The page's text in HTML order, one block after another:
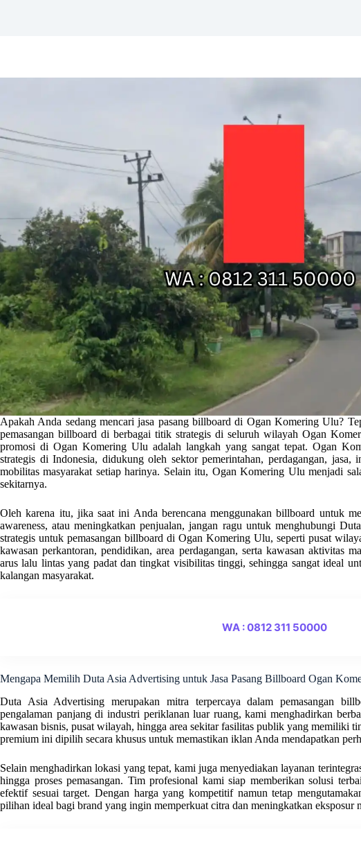
Apakah Anda sedang mencari jasa pasang billboard di Ogan Komering Ulu?
pemasangan billboard di berbagai titik strategis di seluruh wilayah Ogan
promosi di Ogan Komering Ulu adalah langkah yang sangat tepat. Ogan
strategis di Indonesia, didukung oleh sektor pemerintahan, perdagangan, jasa,
mobilitas masyarakat setiap harinya. Selain itu, Ogan Komering Ulu menjadi
sekitarnya.
Oleh karena itu, jika saat ini Anda berencana menggunakan billboard untuk
awareness, atau meningkatkan penjualan, jangan ragu untuk menghubungi
strategis untuk pemasangan billboard di Ogan Komering Ulu, seperti pusat
kawasan perkantoran, pendidikan, area perdagangan, serta kawasan aktivitas
arus lalu lintas yang padat dan tingkat visibilitas tinggi, sehingga sangat ideal
kalangan masyarakat.
WA : 0812 311 50000
Mengapa Memilih Duta Asia Advertising untuk Jasa Pasang Billboard Ogan
Duta Asia Advertising merupakan mitra terpercaya dalam pemasangan
pengalaman panjang di industri periklanan luar ruang, kami menghadirkan
kawasan bisnis, pusat wilayah, hingga area sekitar fasilitas publik yang memiliki
premium ini dipilih secara khusus untuk memastikan iklan Anda mendapatkan
Selain menghadirkan lokasi yang tepat, kami juga menyediakan layanan
hingga proses pemasangan. Tim profesional kami siap memberikan solusi
efektif sesuai target. Dengan harga yang kompetitif namun tetap
pilihan ideal bagi brand yang ingin memperkuat citra dan meningkatkan